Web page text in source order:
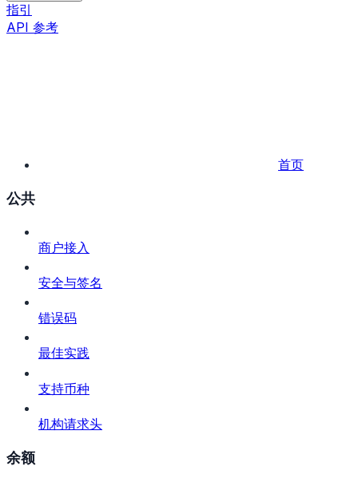
指引
API 参考
首页
公共
商户接入
安全与签名
错误码
最佳实践
支持币种
机构请求头
余额